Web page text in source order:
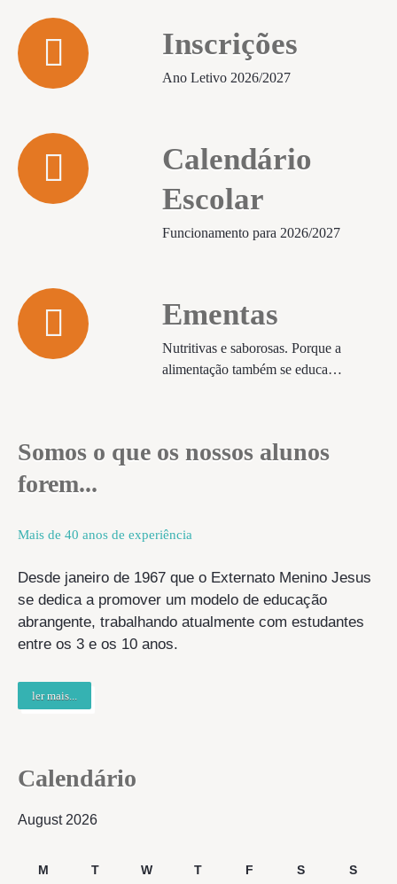
Inscrições
Ano Letivo 2026/2027
Calendário
Escolar
Funcionamento para 2026/2027
Ementas
Nutritivas e saborosas. Porque a
alimentação também se educa…
Somos o que os nossos alunos
forem...
Mais de 40 anos de experiência
Desde janeiro de 1967 que o Externato Menino Jesus
se dedica a promover um modelo de educação
abrangente, trabalhando atualmente com estudantes
entre os 3 e os 10 anos.
ler mais...
Calendário
August 2026
M T W T F S S